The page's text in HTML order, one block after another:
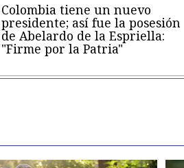
Colombia tiene un nuevo
presidente; así fue la posesión
de Abelardo de la Espriella:
"Firme por la Patria"